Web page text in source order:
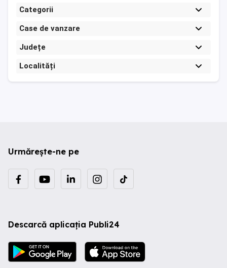
Categorii
Case de vanzare
Județe
Localități
Urmărește-ne pe
Descarcă aplicația Publi24